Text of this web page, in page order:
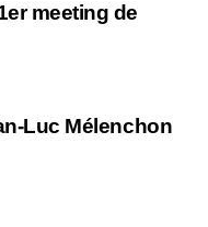
meeting de
Luc Mélenchon